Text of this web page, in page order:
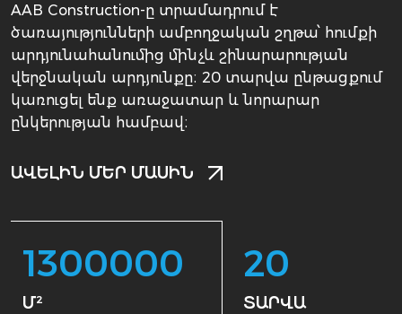
AAB Construction-ը տրամադրում է
ծառայությունների ամբողջական շղթա՝ հումքի
արդյունահանումից մինչև շինարարության
վերջնական արդյունքը։ 20 տարվա ընթացքում
կառուցել ենք առաջատար և նորարար
ընկերության համբավ։
ԱՎԵԼԻՆ ՄԵՐ ՄԱՍԻՆ
1300000
Մ²
20
ՏԱՐՎԱ